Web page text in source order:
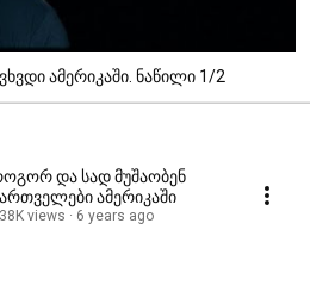
ამერიკაში. ნაწილი 1/2
და სად მუშაობენ
ამერიკაში
views 6 years ago